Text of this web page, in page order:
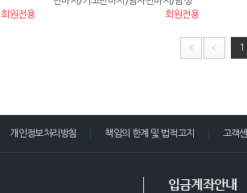
회원전용
회원전용
1
개인정보처리방침 책임의 한계 및 법적고지 고객
입금계좌안내